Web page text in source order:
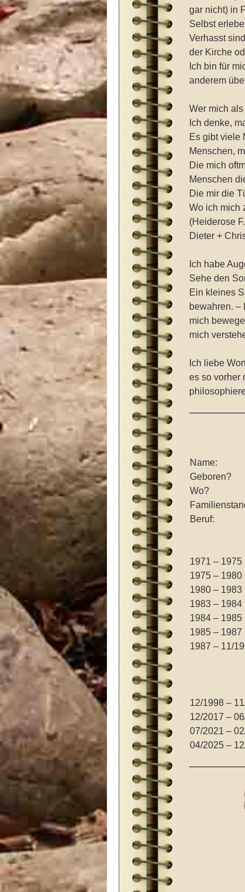
gar nicht) in
Selbst
Verhasst
der Kirche
Ich bin für
anderem
Wer mich
Ich denke,
Es gibt viele
Menschen,
Die mich
Menschen
Die mir die
Wo ich mich
(Heiderose
Dieter +
Ich habe
Sehe den
Ein kleines
bewahren. –
mich
mich
Ich liebe
es so vorher
Name:
Geboren?
Wo?
Beruf:
1971 – 1975
1975 – 1980
1980 – 1983
1983 – 1984
1984 – 1985
1985 – 1987
1987 – 11/
12/1998 –
12/2017 –
07/2021 –
04/2025 –